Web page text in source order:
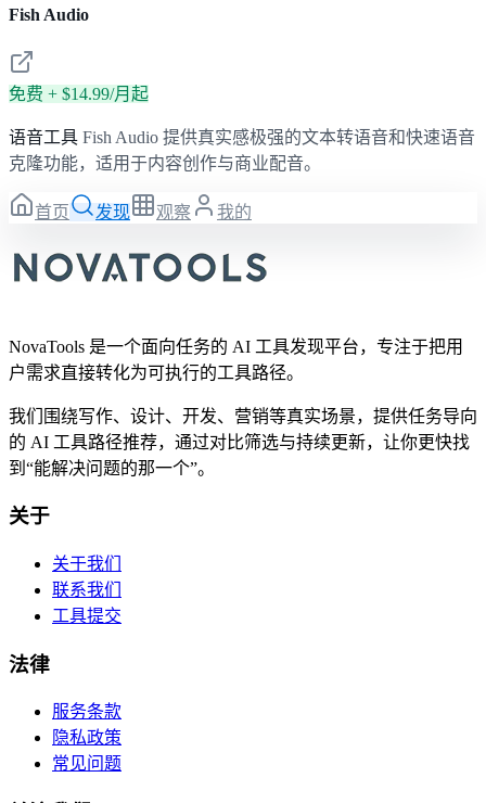
Fish Audio
免费 + $14.99/月起
语音工具 Fish Audio 提供真实感极强的文本转语音和快速语音
克隆功能，适用于内容创作与商业配音。
首页 发现 观察 我的
NovaTools 是一个面向任务的 AI 工具发现平台，专注于把用
户需求直接转化为可执行的工具路径。
我们围绕写作、设计、开发、营销等真实场景，提供任务导向
的 AI 工具路径推荐，通过对比筛选与持续更新，让你更快找
到“能解决问题的那一个”。
关于
关于我们
联系我们
工具提交
法律
服务条款
隐私政策
常见问题